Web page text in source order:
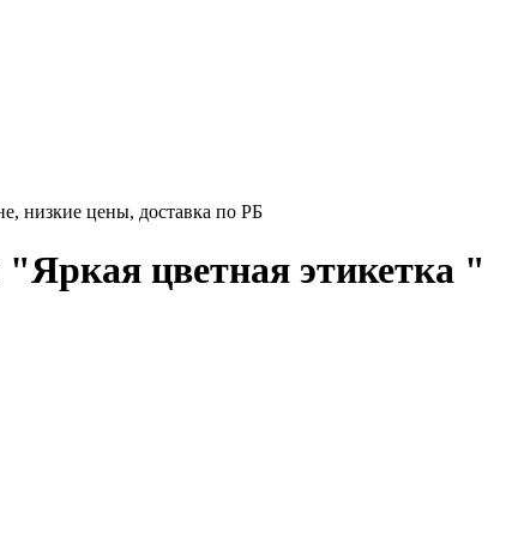
низкие цены, доставка по РБ
цветная этикетка "